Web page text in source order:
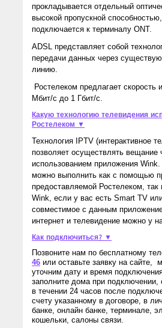
прокладывается отдельный
высокой пропускной
подключается к терминалу ONT.
ADSL представляет собой
передачи данных через
линию.
Ростелеком предлагает скорость
Мбит/с до 1 Гбит/с.
Какую технологию телевидения
Ростелеком ▼
Технология IPTV (интерактивное
позволяет осуществлять вещание
использованием приложения
можно выполнить как с помощью
предоставляемой Ростелеком, так
Wink, если у вас есть Smart TV
совместимое с данным
интернет и телевидение можно у
Как подключиться? ▼
Позвоните нам по бесплатному
46 или оставьте заявку на сайте,
уточним дату и время
заполните дома при подключении,
в течении 24 часов после
счету указанному в договоре, в
банке, онлайн банке, терминале,
кошельки, салоны связи.